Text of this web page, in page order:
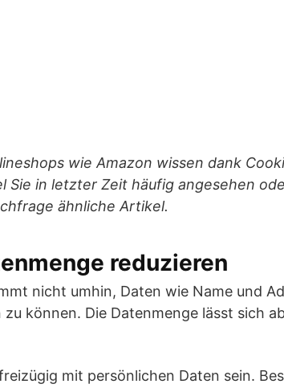
wie Amazon wissen dank
Sie in letzter Zeit häufig angesehen
ähnliche Artikel.
reduzieren
nicht umhin, Daten wie Name und
können. Die Datenmenge lässt sich
mit persönlichen Daten sein.